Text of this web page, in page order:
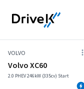
VOLVO
Volvo XC60
2.0 PHEV 246kW (335cv) Start